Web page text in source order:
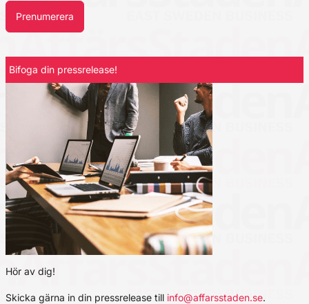
Prenumerera
Bifoga din pressrelease!
Hör av dig!
Skicka gärna in din pressrelease till info@affarsstaden.se.